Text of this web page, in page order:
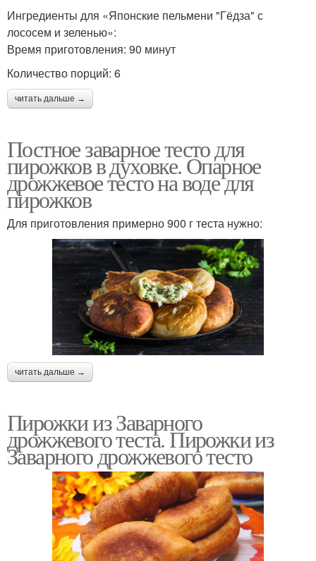
Ингредиенты для «Японские пельмени "Гёдза" с
лососем и зеленью»:
Время приготовления: 90 минут
Количество порций: 6
читать дальше →
Постное заварное тесто для
пирожков в духовке. Опарное
дрожжевое тесто на воде для
пирожков
Для приготовления примерно 900 г теста нужно:
читать дальше →
Пирожки из Заварного
дрожжевого теста. Пирожки из
Заварного дрожжевого тесто